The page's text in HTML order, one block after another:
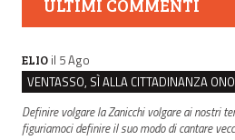
ULTIMI COMMENTI
ELIO il 5 Ago
Definire volgare la Zanicchi volgare ai nostri
figuriamoci definire il suo modo di cantare